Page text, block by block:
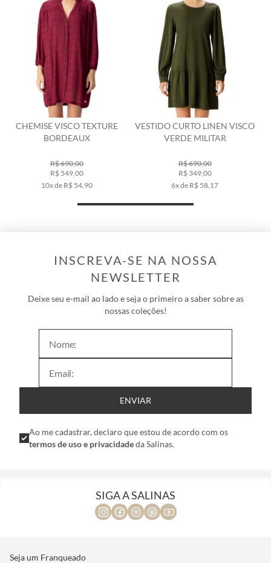
VESTIDO CURTO LINEN VISCO
VERDE MILITAR
R$ 690,00
R$ 349,00
6x de R$ 58,17
VESTIDO CURTO VISCO LINHO
AZUL PERVANTE
R$ 698,00
R$ 489,00
9x de R$ 54,33
INSCREVA-SE NA NOSSA
NEWSLETTER
Deixe seu e-mail ao lado e seja o primeiro a saber sobre as
nossas coleções!
ENVIAR
Ao me cadastrar, declaro que estou de acordo com os
termos de uso e privacidadeda Salinas.
SIGA A SALINAS
Seja um Franqueado